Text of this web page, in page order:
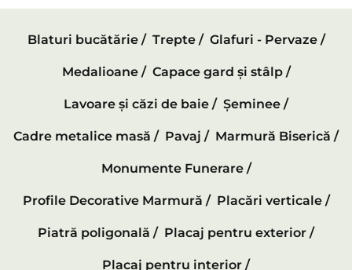
Blaturi bucătărie / Trepte / Glafuri - Pervaze /
Medalioane / Capace gard și stâlp /
Lavoare și căzi de baie / Șeminee /
Cadre metalice masă / Pavaj / Marmură Biserică /
Monumente Funerare /
Profile Decorative Marmură / Placări verticale /
Piatră poligonală / Placaj pentru exterior /
Placaj pentru interior /